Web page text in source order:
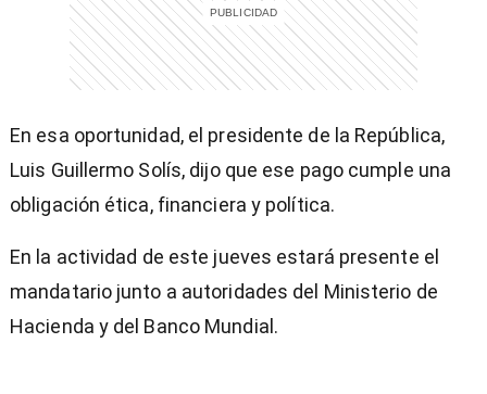
En esa oportunidad, el presidente de la República,
Luis Guillermo Solís, dijo que ese pago cumple una
obligación ética, financiera y política.
En la actividad de este jueves estará presente el
mandatario junto a autoridades del Ministerio de
Hacienda y del Banco Mundial.